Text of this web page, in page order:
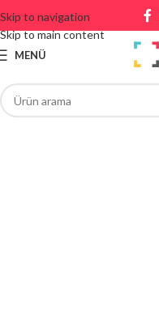
Skip to navigation
Skip to main content
MENÜ